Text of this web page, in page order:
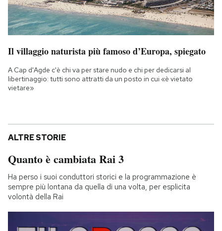
Il villaggio naturista più famoso d’Europa, spiegato
A Cap d'Agde c'è chi va per stare nudo e chi per dedicarsi al
libertinaggio: tutti sono attratti da un posto in cui «è vietato
vietare»
ALTRE STORIE
Quanto è cambiata Rai 3
Ha perso i suoi conduttori storici e la programmazione è
sempre più lontana da quella di una volta, per esplicita
volontà della Rai